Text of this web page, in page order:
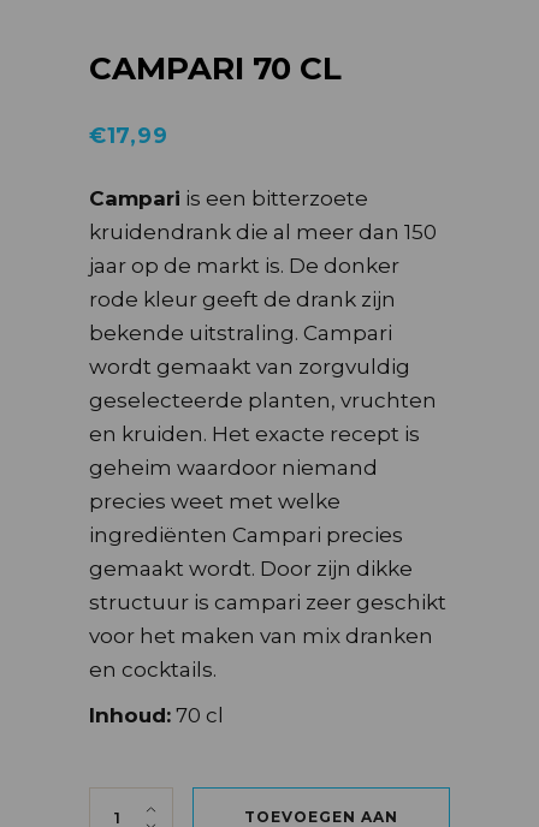
CAMPARI 70 CL
€17,99
Campari is een bitterzoete
kruidendrank die al meer dan 150
jaar op de markt is. De donker
rode kleur geeft de drank zijn
bekende uitstraling. Campari
wordt gemaakt van zorgvuldig
geselecteerde planten, vruchten
en kruiden. Het exacte recept is
geheim waardoor niemand
precies weet met welke
ingrediënten Campari precies
gemaakt wordt. Door zijn dikke
structuur is campari zeer geschikt
voor het maken van mix dranken
en cocktails.
Inhoud: 70 cl
CAMPARI 70 CL quantity
TOEVOEGEN AAN